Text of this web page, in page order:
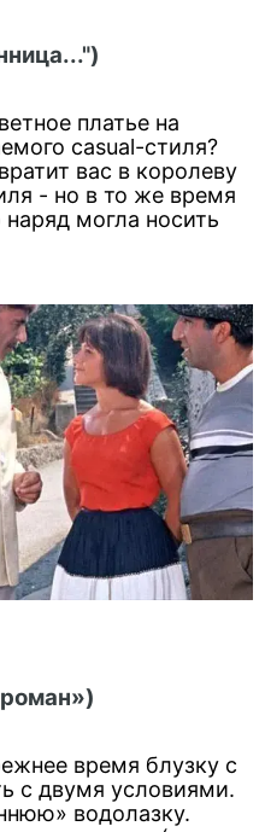
платье на
casual-стиля?
вас в королеву
- но в то же время
наряд могла носить
время блузку с
с двумя условиями.
водолазку.